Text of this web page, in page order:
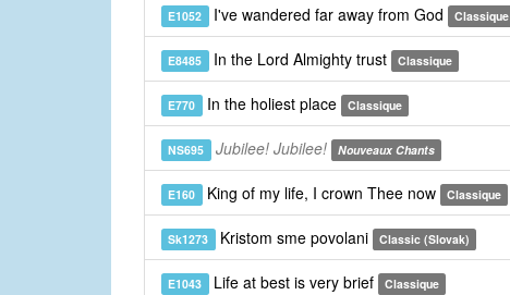
E1052 I've wandered far away from God Classique
E8485 In the Lord Almighty trust Classique
E770 In the holiest place Classique
NS695 Jubilee! Jubilee! Nouveaux Chants
E160 King of my life, I crown Thee now Classique
Sk1273 Kristom sme povolani Classic (Slovak)
E1043 Life at best is very brief Classique